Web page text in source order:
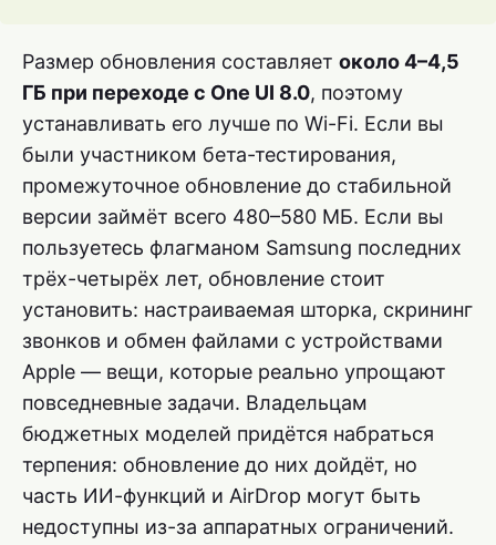
Размер обновления составляет около 4–4,5
ГБ при переходе с One UI 8.0, поэтому
устанавливать его лучше по Wi-Fi. Если вы
были участником бета-тестирования,
промежуточное обновление до стабильной
версии займёт всего 480–580 МБ. Если вы
пользуетесь флагманом Samsung последних
трёх-четырёх лет, обновление стоит
установить: настраиваемая шторка, скрининг
звонков и обмен файлами с устройствами
Apple — вещи, которые реально упрощают
повседневные задачи. Владельцам
бюджетных моделей придётся набраться
терпения: обновление до них дойдёт, но
часть ИИ-функций и AirDrop могут быть
недоступны из-за аппаратных ограничений.